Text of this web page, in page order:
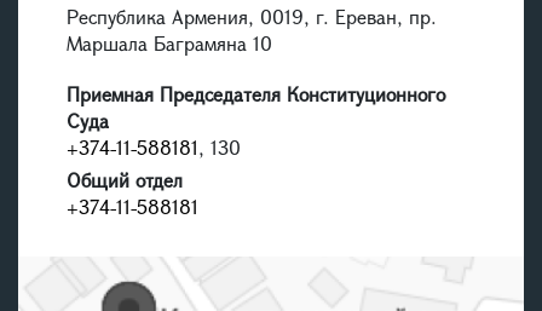
Республика Армения, 0019, г. Ереван, пр.
Маршала Баграмяна 10
Приемная Председателя Конституционного
Суда
+374-11-588181, 130
Общий отдел
+374-11-588181